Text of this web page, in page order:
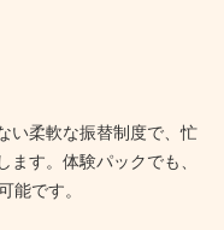
い柔軟な振替制度で、忙
ます。体験パックでも、
能です。